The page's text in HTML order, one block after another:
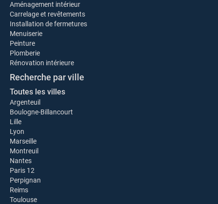
Aménagement intérieur
Carrelage et revêtements
Installation de fermetures
Menuiserie
Peinture
Plomberie
Rénovation intérieure
Recherche par ville
Toutes les villes
Argenteuil
Boulogne-Billancourt
Lille
Lyon
Marseille
Montreuil
Nantes
Paris 12
Perpignan
Reims
Toulouse